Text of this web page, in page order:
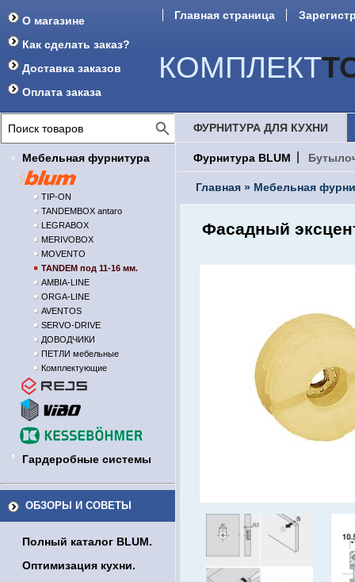
О магазине
Как сделать заказ?
Доставка заказов
Оплата заказа
Главная страница
КОМПЛЕКТ
Мебельная фурнитура
TIP-ON
TANDEMBOX antaro
LEGRABOX
MERIVOBOX
MOVENTO
TANDEM под 11-16 мм.
AMBIA-LINE
ORGA-LINE
AVENTOS
SERVO-DRIVE
ДОВОДЧИКИ
ПЕТЛИ мебельные
Комплектующие
Гардеробные системы
ОБЗОРЫ И СОВЕТЫ
Полный каталог BLUM.
Оптимизация кухни.
ФУРНИТУРА ДЛЯ КУХНИ
Фурнитура BLUM
Главная » Мебельная
Фасадный